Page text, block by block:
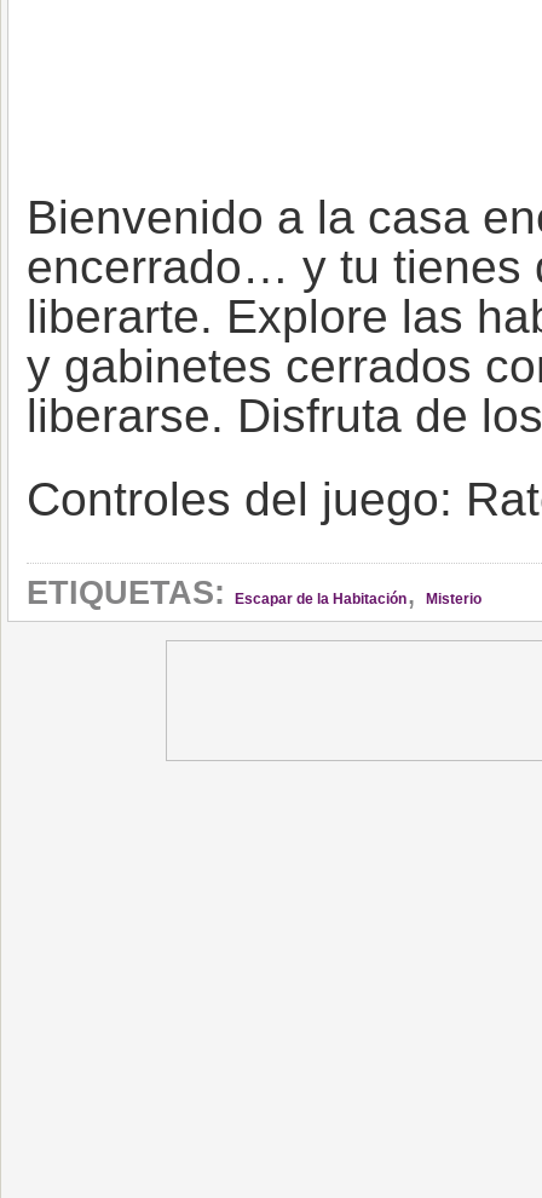
Bienvenido a la casa
encerrado… y tu tienes
liberarte. Explore las
y gabinetes cerrados
liberarse. Disfruta de
Controles del juego:
ETIQUETAS: Escapar de la Habitación, Misterio